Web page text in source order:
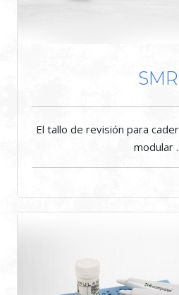
SMR
El tallo de revisión para
modular